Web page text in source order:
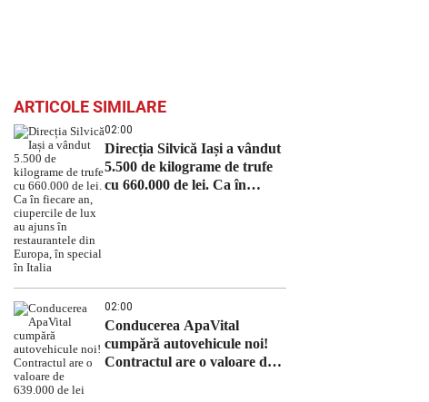
ARTICOLE SIMILARE
02:00
Direcția Silvică Iași a vândut
5.500 de kilograme de trufe
cu 660.000 de lei. Ca în
02:00
Conducerea ApaVital
cumpără autovehicule noi!
Contractul are o valoare de